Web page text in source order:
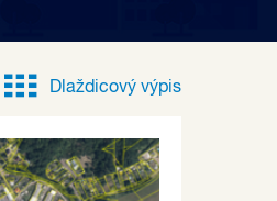
Dlaždicový výpis